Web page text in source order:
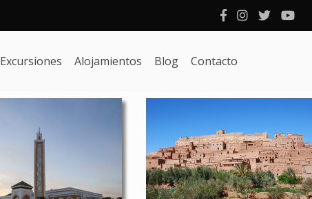
Excursiones Alojamientos Blog Contacto